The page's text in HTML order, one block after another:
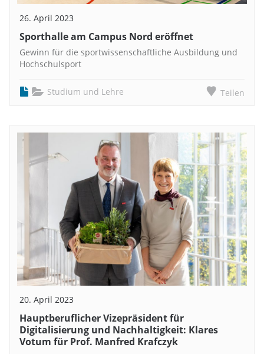
26. April 2023
Sporthalle am Campus Nord eröffnet
Gewinn für die sportwissenschaftliche Ausbildung und
Hochschulsport
Studium und Lehre Teilen
20. April 2023
Hauptberuflicher Vizepräsident für
Digitalisierung und Nachhaltigkeit: Klares
Votum für Prof. Manfred Krafczyk